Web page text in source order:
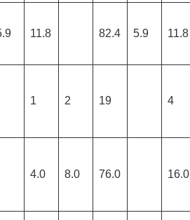
11.8 82.4 5.9 11.8
1 2 19 4
4.0 8.0 76.0 16.0